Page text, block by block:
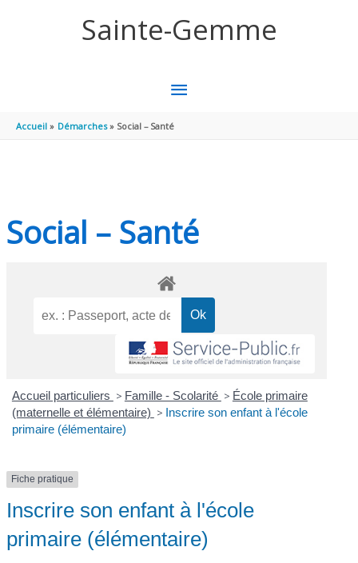
Sainte-Gemme
MENU
PRINCIPAL
Accueil Démarches Social – Santé
Social – Santé
Accueil particuliers > Famille - Scolarité > École primaire
(maternelle et élémentaire) > Inscrire son enfant à l'école
primaire (élémentaire)
Fiche pratique
Inscrire son enfant à l'école
primaire (élémentaire)